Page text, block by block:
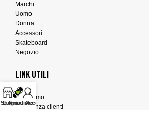
Marchi
Uomo
Donna
Accessori
Skateboard
Negozio
LINK UTILI
Chi Siamo
Assistenza clienti
Shop
La mia lista
Il mio Account